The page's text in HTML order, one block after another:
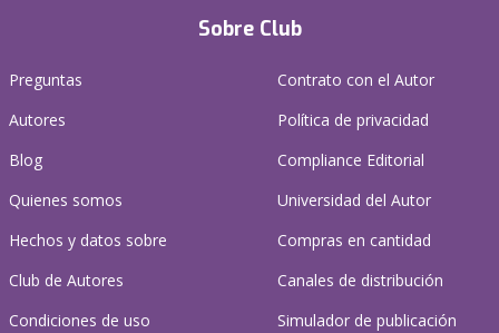
Sobre Club
Preguntas
Autores
Blog
Quienes somos
Hechos y datos sobre
Club de Autores
Condiciones de uso
Contrato con el Autor
Política de privacidad
Compliance Editorial
Universidad del Autor
Compras en cantidad
Canales de distribución
Simulador de publicación